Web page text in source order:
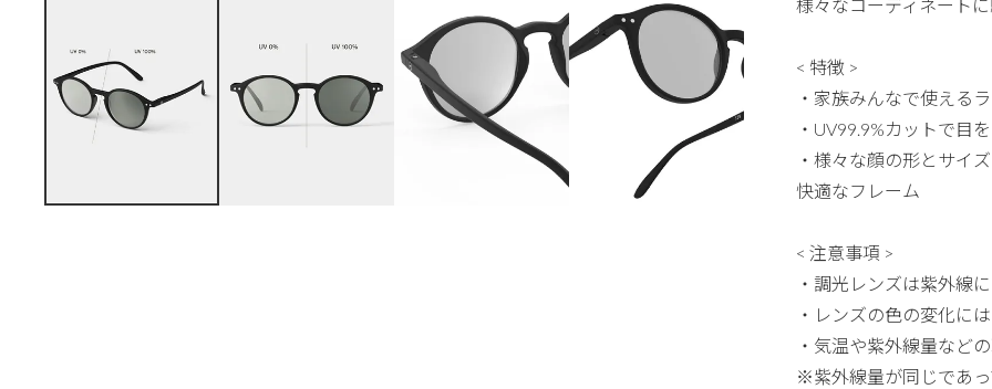
様々なコーディネート
< 特徴 >
・家族みんなで使える
・UV99.9%カットで目
・様々な顔の形とサイ
快適なフレーム
< 注意事項 >
・調光レンズは紫外線
・レンズの色の変化に
・気温や紫外線量など
※紫外線量が同じであ